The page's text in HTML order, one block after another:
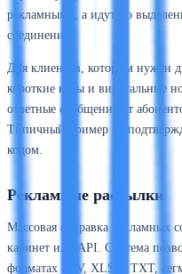
рекламными, а идут по
соединений.
Для клиентов, которым нужен
короткие коды и виртуальные
ответные сообщения от
Типичный пример —
кодом.
Рекламные рассылки
Массовая отправка рекламных
кабинет или API. Система
форматах CSV, XLSX, TXT,